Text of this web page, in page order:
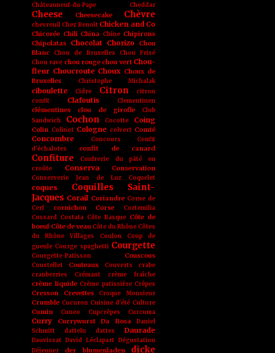
Châteauneuf-du-Pape
Cheddar
Cheese Cheesecake Chèvre
chevreuil Chez Benoît Chicken and Co
Chicorée Chili China Chine Chipirons
Chipolatas
Chocolat Chorizo
Chou
Blanc
Chou de Bruxelles
Chou Frisé
Chou rave chou rouge chou vert Chou-
fleur Choucroute Choux Choux de
Bruxelles
Christophe Michalak
ciboulette Cidre Citron
citron
confit
Clafoutis Clementinen
clémentines clou de girofle
Club
Sandwich
Cochon Cocotte Coing
Colin Colinot Cologne colvert Comté
Concombre Concours
Confit
d'échalotes
confit de canard
Confiture
Confrerie du pâté en
croûte
Conserva Conservation
Conserverie Jean de Luz Coquelet
coques
Coquilles Saint-
Jacques Corail Coriandre Corne de
Cerf
cornichon Corse
Cortemilia
Cossard Costata Côte Basque Côte de
boeuf Côte de veau Côte du Rhône Côtes
du Rhône Villages
Coulon
Coup de
gueule Courge spaghetti Courgette
Courgette-Patisson Couscous
Coustellet Couteaux Couverts
crabe
cranberries
Crémant crème fraîche
crème liquide Crème patissière Crêpes
Cresson Crevettes Croque Monsieur
Crumble Cucuron Cuisine d'été Culture
Cumin Cuneo Cupcrêpes Curcuma
Curry Currywurst Da Rosa
Daniel
Schmitt
datteln dattes Daurade
Dauvissat David Léclapart Dégustation
Déjeuner
der blumenladen dicke